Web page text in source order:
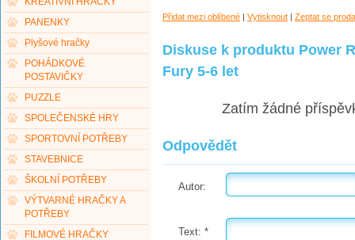
PANENKY
Plyšové hračky
POHÁDKOVÉ
POSTAVIČKY
PUZZLE
SPOLEČENSKÉ HRY
SPORTOVNÍ POTŘEBY
STAVEBNICE
ŠKOLNÍ POTŘEBY
VÝTVARNÉ HRAČKY A
POTŘEBY
FILMOVÉ HRAČKY
Přidat mezi oblíbené | Vytisknout | Zeptat se
Diskuse k produktu Power
Fury 5-6 let
Zatím žádné
Odpovědět
Autor:
Text: *